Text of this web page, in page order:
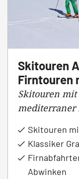
Skitouren
Firntouren
Skitouren
mediterraner
Skitouren
Klassiker
Abwinken